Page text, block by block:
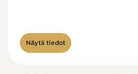
Näytä tiedot